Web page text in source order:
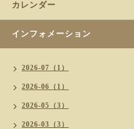
カレンダー
インフォメーション
2026-07（1）
2026-06（1）
2026-05（3）
2026-03（3）